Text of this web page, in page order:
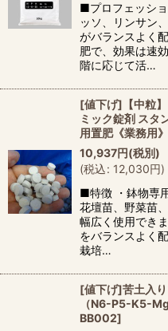
■プロフェッシ
ッソ、リンサン
がバランスよく
肥で、効果は速
階に応じて活…
[値下げ]【中粒
ミック錠剤 スタ
用置肥《業務用》
10,937円(税別)
(税込: 12,030円)
■特徴 ・鉢物専
花壇苗、野菜苗
幅広く使用でき
をバランスよく
栽培…
[値下げ]苦土入
（N6-P5-K5-
BB002]